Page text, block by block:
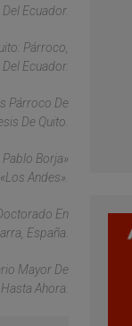
Ecuador.
Párroco,
Ecuador.
Párroco De
De Quito.
Borja»
Andes».
En
España.
Mayor De
Ahora.